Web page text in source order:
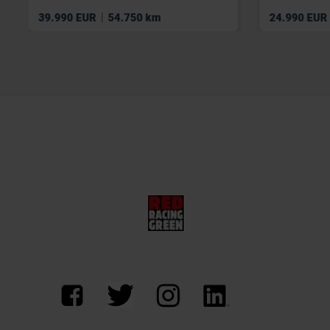
39.990 EUR | 54.750 km
24.990 EUR